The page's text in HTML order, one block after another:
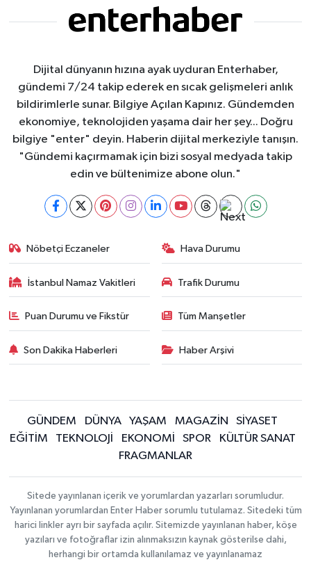
Dijital dünyanın hızına ayak uyduran Enterhaber,
gündemi 7/24 takip ederek en sıcak gelişmeleri anlık
bildirimlerle sunar. Bilgiye Açılan Kapınız. Gündemden
ekonomiye, teknolojiden yaşama dair her şey... Doğru
bilgiye "enter" deyin. Haberin dijital merkeziyle tanışın.
"Gündemi kaçırmamak için bizi sosyal medyada takip
edin ve bültenimize abone olun."
Nöbetçi Eczaneler Hava Durumu
İstanbul Namaz Vakitleri Trafik Durumu
Puan Durumu ve Fikstür Tüm Manşetler
Son Dakika Haberleri Haber Arşivi
GÜNDEM DÜNYA YAŞAM MAGAZİN
SİYASET
EĞİTİM
TEKNOLOJİ EKONOMİ SPOR
KÜLTÜR SANAT
FRAGMANLAR
Sitede yayınlanan içerik ve yorumlardan yazarları sorumludur.
Yayınlanan yorumlardan Enter Haber sorumlu tutulamaz. Sitedeki tüm
harici linkler ayrı bir sayfada açılır. Sitemizde yayınlanan haber, köşe
yazıları ve fotoğraflar izin alınmaksızın kaynak gösterilse dahi,
herhangi bir ortamda kullanılamaz ve yayınlanamaz